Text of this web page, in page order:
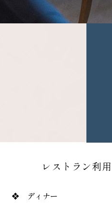
レストラン利用
❖ ディナー